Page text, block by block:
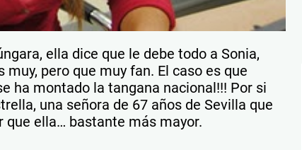
ella dice que le debe todo a Sonia,
pero que muy fan. El caso es que
ha montado la tangana nacional!!! Por si
una señora de 67 años de Sevilla que
que ella… bastante más mayor.